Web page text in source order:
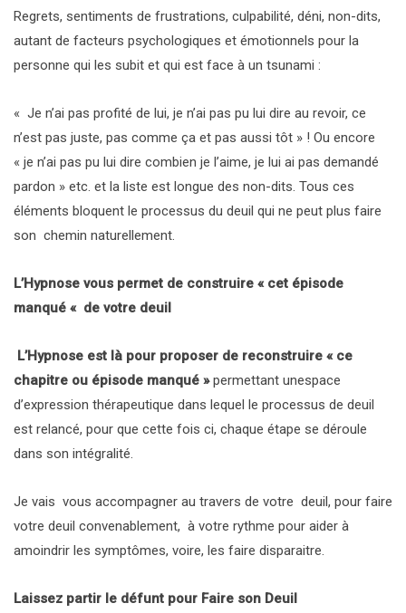
Regrets, sentiments de frustrations, culpabilité, déni, non-dits,
autant de facteurs psychologiques et émotionnels pour la
personne qui les subit et qui est face à un tsunami :
« Je n’ai pas profité de lui, je n’ai pas pu lui dire au revoir, ce
n’est pas juste, pas comme ça et pas aussi tôt » ! Ou encore
« je n’ai pas pu lui dire combien je l’aime, je lui ai pas demandé
pardon » etc. et la liste est longue des non-dits. Tous ces
éléments bloquent le processus du deuil qui ne peut plus faire
son chemin naturellement.
L’Hypnose vous permet de construire « cet épisode
manqué « de votre deuil
L’Hypnose est là pour proposer de reconstruire « ce
chapitre ou épisode manqué »permettant unespace
d’expression thérapeutique dans lequel le processus de deuil
est relancé, pour que cette fois ci, chaque étape se déroule
dans son intégralité.
Je vais vous accompagner au travers de votre deuil, pour faire
votre deuil convenablement, à votre rythme pour aider à
amoindrir les symptômes, voire, les faire disparaitre.
Laissez partir le défunt pour Faire son Deuil